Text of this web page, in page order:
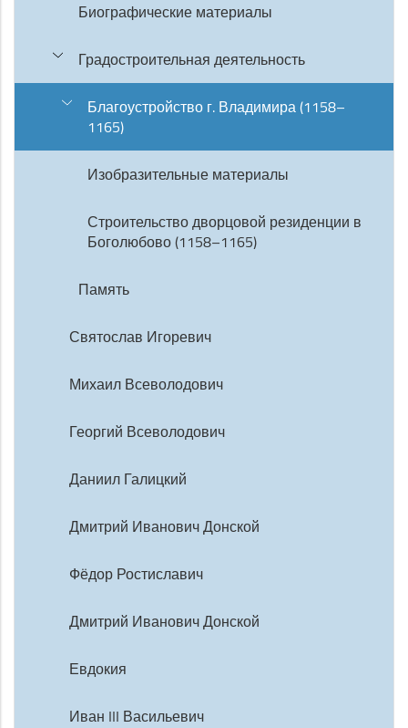
Биографические материалы
Градостроительная деятельность
Благоустройство г. Владимира (1158–
1165)
Изобразительные материалы
Строительство дворцовой резиденции в
Боголюбово (1158–1165)
Память
Святослав Игоревич
Михаил Всеволодович
Георгий Всеволодович
Даниил Галицкий
Дмитрий Иванович Донской
Фёдор Ростиславич
Дмитрий Иванович Донской
Евдокия
Иван III Васильевич